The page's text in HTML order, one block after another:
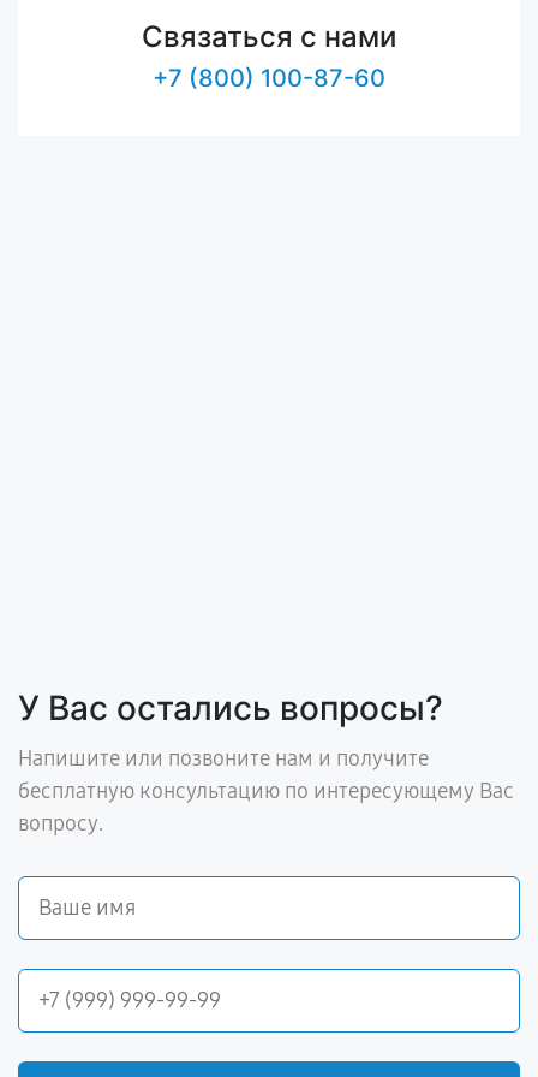
Связаться с нами
+7 (800) 100-87-60
У Вас остались вопросы?
Напишите или позвоните нам и получите
бесплатную консультацию по интересующему Вас
вопросу.